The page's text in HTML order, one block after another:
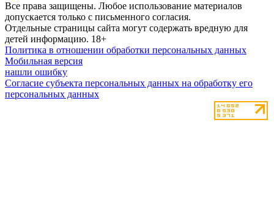
Все права защищены. Любое использование материалов
допускается только с письменного согласия.
Отдельные страницы сайта могут содержать вредную для
детей информацию. 18+
Политика в отношении обработки персональных данных
Мобильная версия
нашли ошибку
Согласие субъекта персональных данных на обработку его
персональных данных